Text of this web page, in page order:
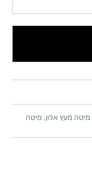
מיטה מעץ אלון, מיטה